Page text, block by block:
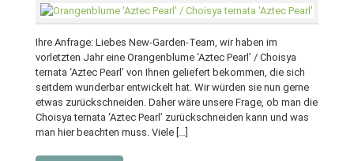
Ihre Anfrage: Liebes New-Garden-Team, wir haben im
vorletzten Jahr eine Orangenblume ‘Aztec Pearl’ / Choisya
ternata ‘Aztec Pearl’ von Ihnen geliefert bekommen, die sich
seitdem wunderbar entwickelt hat. Wir würden sie nun gerne
etwas zurückschneiden. Daher wäre unsere Frage, ob man die
Choisya ternata ‘Aztec Pearl’ zurückschneiden kann und was
man hier beachten muss. Viele […]